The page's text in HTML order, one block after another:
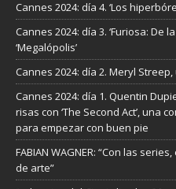
Cannes 2024: día 4. ‘Los
Cannes 2024: día 3. ‘Furiosa: De la
‘Megalópolis’
Cannes 2024: día 2. Meryl
Cannes 2024: día 1. Quentin
risas con ‘The Second Act’, una
para empezar con buen pie
FABIAN WAGNER: “Con las
de arte”